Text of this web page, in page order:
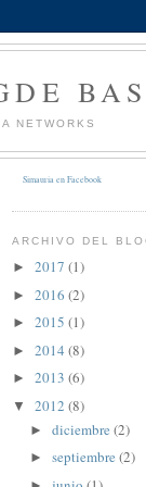
NETWORKS
Simauria en Facebook
ARCHIVO DEL
► 2017 (1)
► 2016 (2)
► 2015 (1)
► 2014 (8)
► 2013 (6)
▼ 2012 (8)
► diciembre (2)
► septiembre (2)